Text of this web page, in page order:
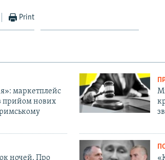
Print
маркетплейс
прийом нових
ночей. Про